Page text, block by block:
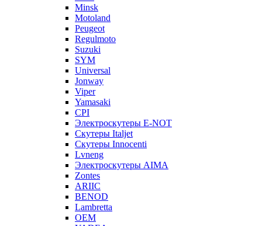
Minsk
Motoland
Peugeot
Regulmoto
Suzuki
SYM
Universal
Jonway
Viper
Yamasaki
CPI
Электроскутеры E-NOT
Скутеры Italjet
Скутеры Innocenti
Lvneng
Электроскутеры AIMA
Zontes
ARIIC
BENOD
Lambretta
OEM